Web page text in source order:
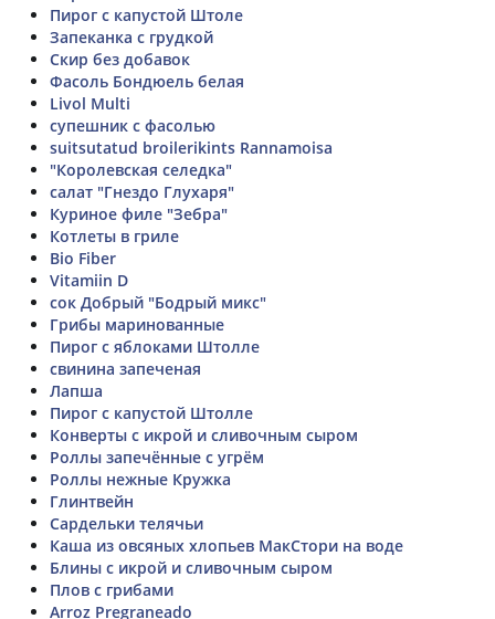
Пирог с капустой Штоле
Запеканка с грудкой
Скир без добавок
Фасоль Бондюель белая
Livol Multi
супешник с фасолью
suitsutatud broilerikints Rannamoisa
"Королевская селедка"
салат "Гнездо Глухаря"
Куриное филе "Зебра"
Котлеты в гриле
Bio Fiber
Vitamiin D
сок Добрый "Бодрый микс"
Грибы маринованные
Пирог с яблоками Штолле
свинина запеченая
Лапша
Пирог с капустой Штолле
Конверты с икрой и сливочным сыром
Роллы запечённые с угрём
Роллы нежные Кружка
Глинтвейн
Сардельки телячьи
Каша из овсяных хлопьев МакСтори на воде
Блины с икрой и сливочным сыром
Плов с грибами
Arroz Pregraneado